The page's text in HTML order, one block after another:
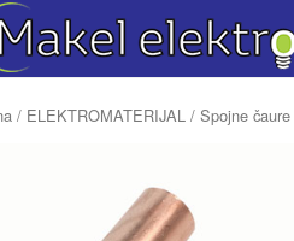
/ ELEKTROMATERIJAL / Spojne čaure